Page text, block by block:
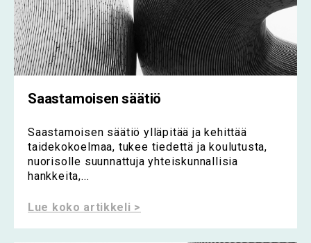
Saastamoisen säätiö
Saastamoisen säätiö ylläpitää ja kehittää
taidekokoelmaa, tukee tiedettä ja koulutusta,
nuorisolle suunnattuja yhteiskunnallisia
hankkeita,...
Lue koko artikkeli >